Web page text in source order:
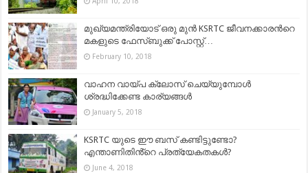
മുഖ്യമന്ത്രിയോട് ഒരു മുന്‍ KSRTC ജീവനക്കാരന്‍റെ
മകളുടെ ഫേസ്ബുക്ക് പോസ്റ്റ്…
February 10, 2018
വാഹന വായ്‍പ ക്ലോസ് ചെയ്യുമ്പോൾ
ശ്രദ്ധിക്കേണ്ട കാര്യങ്ങള്‍
January 5, 2018
KSRTC യുടെ ഈ ബസ് കണ്ടിട്ടുണ്ടോ?
എന്താണിതിൻ്റെ പ്രത്യേകതകൾ?
June 4, 2018